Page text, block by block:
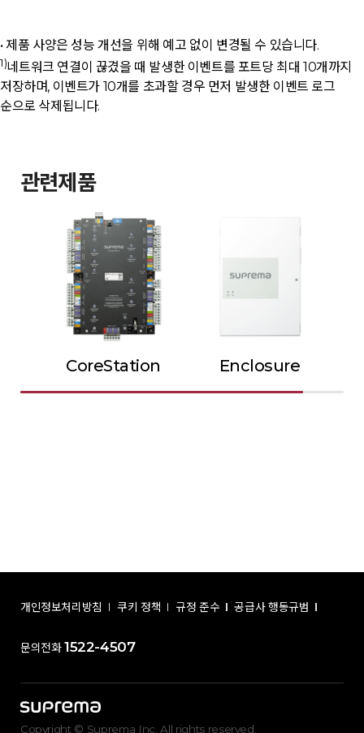
• 제품 사양은 성능 개선을 위해 예고 없이 변경될 수 있습니다.
1)네트워크 연결이 끊겼을 때 발생한 이벤트를 포트당 최대 10개까지
저장하며, 이벤트가 10개를 초과할 경우 먼저 발생한 이벤트 로그
순으로 삭제됩니다.
관련제품
CoreStation Enclosure
개인정보처리방침 쿠키 정책 규정 준수 공급사 행동규범
문의전화 1522-4507
Copyright © Suprema Inc. All rights reserved.